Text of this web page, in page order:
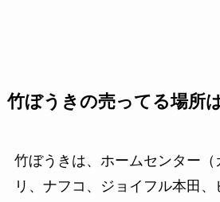
竹ぼうきの売ってる場所
竹ぼうきは、ホームセンター（
リ、ナフコ、ジョイフル本田